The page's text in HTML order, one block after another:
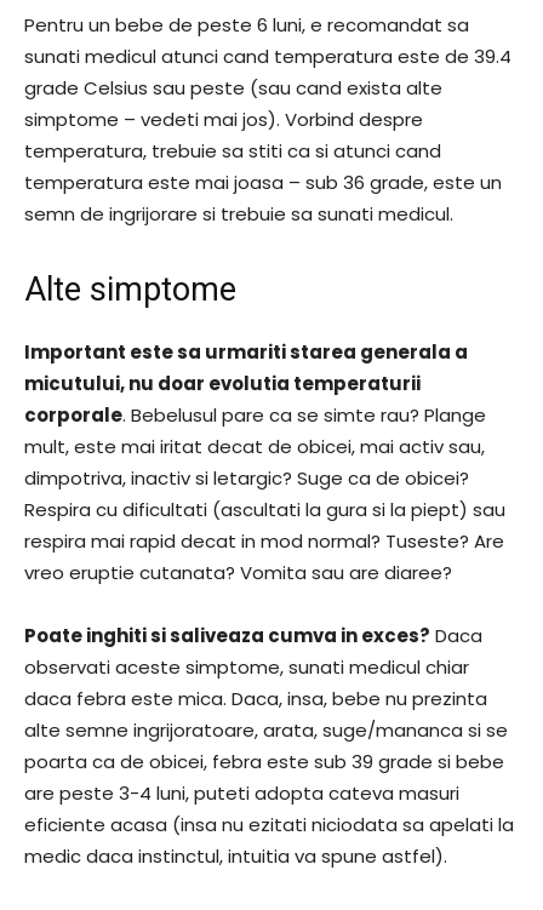
Pentru un bebe de peste 6 luni, e recomandat sa
sunati medicul atunci cand temperatura este de 39.4
grade Celsius sau peste (sau cand exista alte
simptome – vedeti mai jos). Vorbind despre
temperatura, trebuie sa stiti ca si atunci cand
temperatura este mai joasa – sub 36 grade, este un
semn de ingrijorare si trebuie sa sunati medicul.
Alte simptome
Important este sa urmariti starea generala a
micutului, nu doar evolutia temperaturii
corporale. Bebelusul pare ca se simte rau? Plange
mult, este mai iritat decat de obicei, mai activ sau,
dimpotriva, inactiv si letargic? Suge ca de obicei?
Respira cu dificultati (ascultati la gura si la piept) sau
respira mai rapid decat in mod normal? Tuseste? Are
vreo eruptie cutanata? Vomita sau are diaree?
Poate inghiti si saliveaza cumva in exces? Daca
observati aceste simptome, sunati medicul chiar
daca febra este mica. Daca, insa, bebe nu prezinta
alte semne ingrijoratoare, arata, suge/mananca si se
poarta ca de obicei, febra este sub 39 grade si bebe
are peste 3-4 luni, puteti adopta cateva masuri
eficiente acasa (insa nu ezitati niciodata sa apelati la
medic daca instinctul, intuitia va spune astfel).